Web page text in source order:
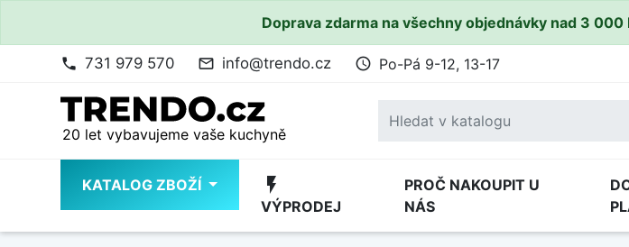
Doprava zdarma na všechny objednávky nad 3 000
phone 731 979 570 mail_outline info@trendo.cz access_time Po-Pá 9-12, 13-17
20 let vybavujeme vaše kuchyně
KATALOG ZBOŽÍ flash_on
VÝPRODEJ
PROČ NAKOUPIT U
NÁS